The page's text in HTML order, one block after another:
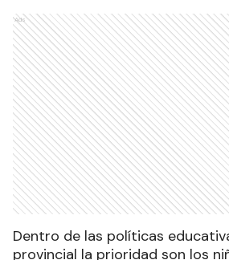
Ads
Dentro de las políticas
provincial la prioridad son los